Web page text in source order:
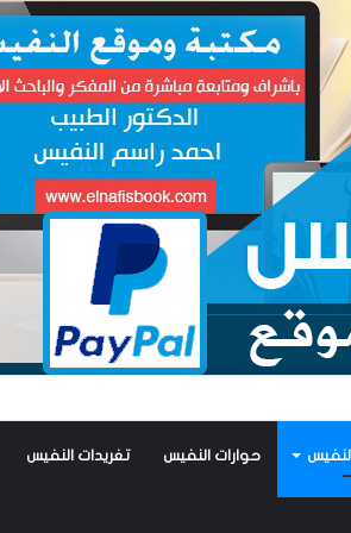
باطل!! وجواز براقش من حُنين فاشل!!
حوارات النفيس تغريدات النفيس